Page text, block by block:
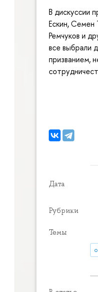
В дискуссии
Ескин, Семен
Ремчуков и
все выбрали
призванием,
Дата
Рубрики
Темы